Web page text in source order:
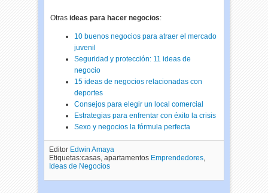
Otrasideas para hacer negocios:
10 buenos negocios para atraer el mercado
juvenil
Seguridad y protección: 11 ideas de
negocio
15 ideas de negocios relacionadas con
deportes
Consejos para elegir un local comercial
Estrategias para enfrentar con éxito la crisis
Sexo y negocios la fórmula perfecta
Editor Edwin Amaya
Etiquetas:casas, apartamentos Emprendedores,
Ideas de Negocios